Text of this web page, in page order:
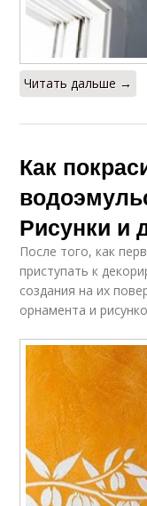
Читать дальше →
Как
Рисунки и
После того, как
приступать к
создания на их
орнамента и